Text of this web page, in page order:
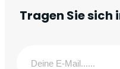
Tragen Sie sich